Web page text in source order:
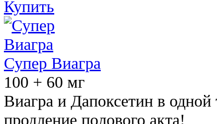
Купить
Супер Виагра
100 + 60 мг
Виагра и Дапоксетин в одной
продление полового акта!